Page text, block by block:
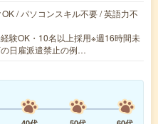
/ パソコンスキル不要 / 英語力不
験OK・10名以上採用※週16時間未
日雇派遣禁止の例…